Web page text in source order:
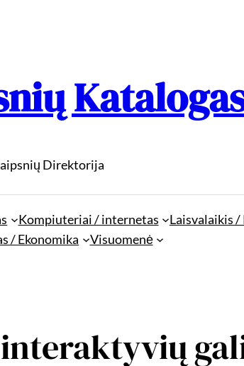
Direktorija
Kompiuteriai / internetas Laisvalaikis /
/ Ekonomika
Visuomenė
interaktyvių